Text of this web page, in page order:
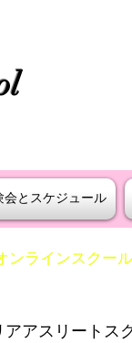
会とスケジュール
ンラインスクー
アアスリートス